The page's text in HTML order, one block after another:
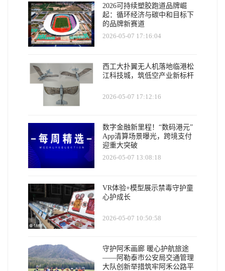
2026可持续塑胶跑道品牌崛
起：循环经济与碳中和目标下
的品牌新赛道
2026-05-07 17:16:04
西工大扑翼无人机落地临港松
江科技城，筑低空产业新标杆
2026-05-07 17:12:16
数字金融新里程！“数码港元”
App清算场景曝光，跨境支付
迎重大突破
2026-05-07 13:08:18
VR体验+模型展示禁毒守护童
心护成长
2026-05-07 10:50:58
守护阿禾画廊 暖心护航旅途
——阿勒泰市公安局交通管理
大队创新举措筑牢阿禾公路平